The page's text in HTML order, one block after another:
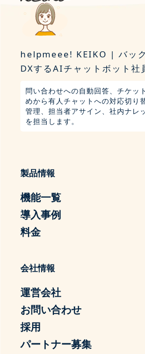
helpmeee! KEIKO | バッ
DXするAIチャットボット社
問い合わせへの自動回答、チケッ
めから有人チャットへの対応切り
管理、担当者アサイン、社内ナレ
を担当します。
製品情報
機能一覧
導入事例
料金
会社情報
運営会社
お問い合わせ
採用
パートナー募集